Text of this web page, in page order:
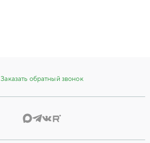
Заказать обратный звонок